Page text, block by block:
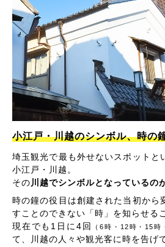
小江戸・川越のシンボル、時の
埼玉観光で最も外せないスポットと
小江戸・川越。
その川越でシンボルとなっているの
時の鐘の役目は創建された当初から
すことのできない「時」を知らせる
現在でも1日に4回
（6時・12時・15時
て、川越の人々や観光客に時を告げ